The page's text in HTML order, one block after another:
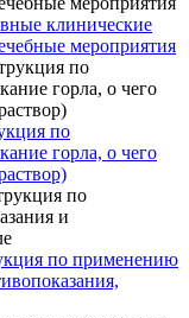
клинические
мероприятия
по
горла, о чего
по применению